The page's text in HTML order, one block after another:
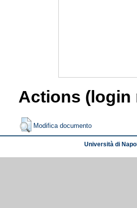
Actions (login
Modifica documento
Università di